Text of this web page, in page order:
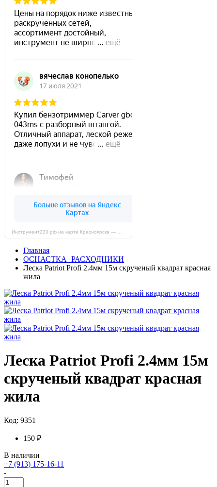
Главная
ОСНАСТКА+РАСХОДНИКИ
Леска Patriot Profi 2.4мм 15м скрученый квадрат красная
жила
Леска Patriot Profi 2.4мм 15м
скрученый квадрат красная
жила
Код: 9351
150 ₽
В наличии
+7 (913) 175-16-11
-